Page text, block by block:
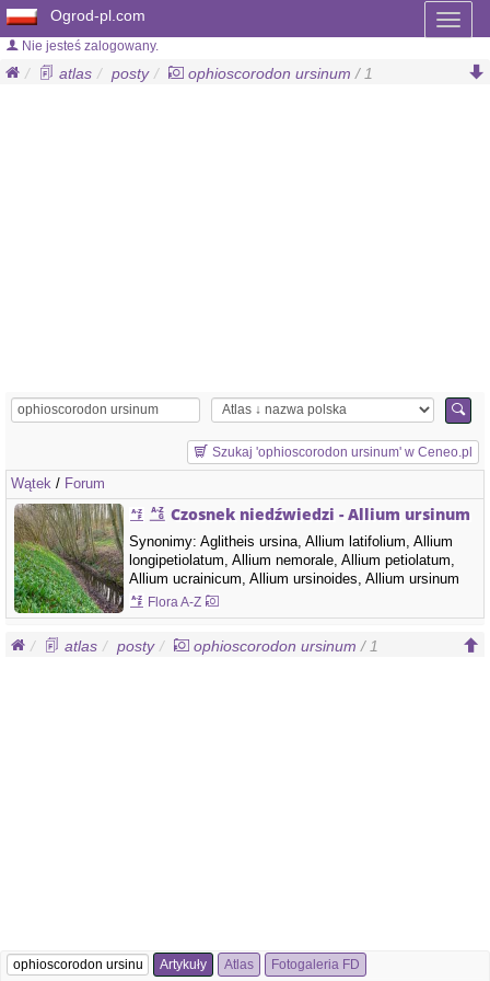
Ogrod-pl.com
Nie jesteś zalogowany.
atlas posty ophioscorodon ursinum / 1
Szukaj 'ophioscorodon ursinum' w Ceneo.pl
Wątek / Forum
Czosnek niedźwiedzi - Allium ursinum
Synonimy: Aglitheis ursina, Allium latifolium, Allium
longipetiolatum, Allium nemorale, Allium petiolatum,
Allium ucrainicum, Allium ursinoides, Allium ursinum
var. ucrainicum, Allium vincetoxicum, Cepa ursina,
Geboscon ursinum, Hylogeton ursinum, Moly
ursinum Rodzina: Amaryllidaceae - amarylkowate
Flora A-Z
atlas posty ophioscorodon ursinum / 1
Artykuły Atlas Fotogaleria FD